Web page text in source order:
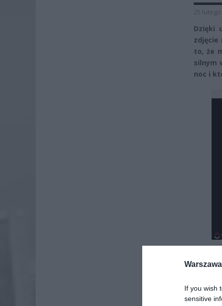
If you wish
sensitive
25 lutego
Dzięki
zdjęcie
to, że
silnym
noc i